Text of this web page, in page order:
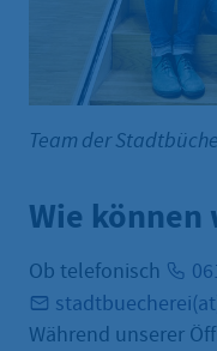
Team der
Wie
Ob telefonisch
Während unserer